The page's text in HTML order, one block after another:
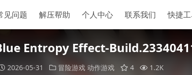
见问题 解压帮助 个人中心 联系我们 快捷
Entropy Effect-
2026-05-31 冒险游戏 动作游戏 4 1.2K